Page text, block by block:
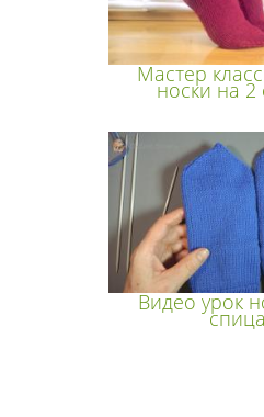
Мастер
носки на 2
Видео урок